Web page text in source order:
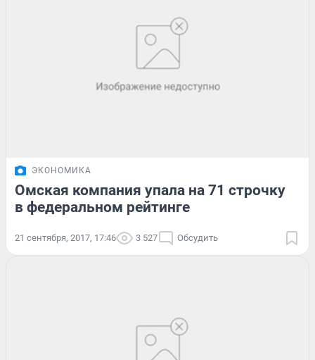
ЭКОНОМИКА
Омская компания упала на 71 строчку
в федеральном рейтинге
21 сентября, 2017, 17:46 3 527 Обсудить